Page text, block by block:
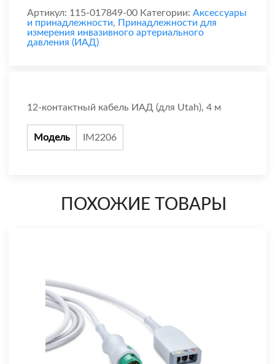
Артикул: 115-017849-00 Категории: Аксессуары
и принадлежности, Принадлежности для
измерения инвазивного артериального
давления (ИАД)
12-контактный кабель ИАД (для Utah), 4 м
Модель IM2206
ПОХОЖИЕ ТОВАРЫ